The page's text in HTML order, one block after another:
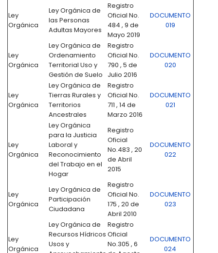
Ley
Orgánica
Ley Orgánica de
las Personas
Adultas Mayores
Registro
Oficial No.
484 , 9 de
Mayo 2019
DOCUMENTO
019
Ley
Orgánica
Ley Orgánica de
Ordenamiento
Territorial Uso y
Gestión de Suelo
Registro
Oficial No.
790 , 5 de
Julio 2016
DOCUMENTO
020
Ley
Orgánica
Ley Orgánica de
Tierras Rurales y
Territorios
Ancestrales
Registro
Oficial No.
711 , 14 de
Marzo 2016
DOCUMENTO
021
Ley
Orgánica
Ley Orgánica
para la Justicia
Laboral y
Reconocimiento
del Trabajo en el
Hogar
Registro
Oficial
No.483 , 20
de Abril
2015
DOCUMENTO
022
Ley
Orgánica
Ley Orgánica de
Participación
Ciudadana
Registro
Oficial No.
175 , 20 de
Abril 2010
DOCUMENTO
023
Ley
Orgánica
Ley Orgánica de
Recursos Hídricos
Usos y
Registro
Oficial
No.305 , 6
DOCUMENTO
024